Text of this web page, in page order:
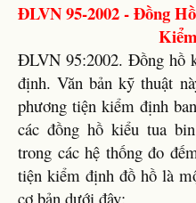
ĐLVN 95-2002 - Đồng
ĐLVN 95:2002. Đồng hồ
định. Văn bản kỹ thuật
phương tiện kiểm định
các đồng hồ kiểu tua
trong các hệ thống đo
tiện kiểm định đồ hồ là
cơ bản dưới đây: